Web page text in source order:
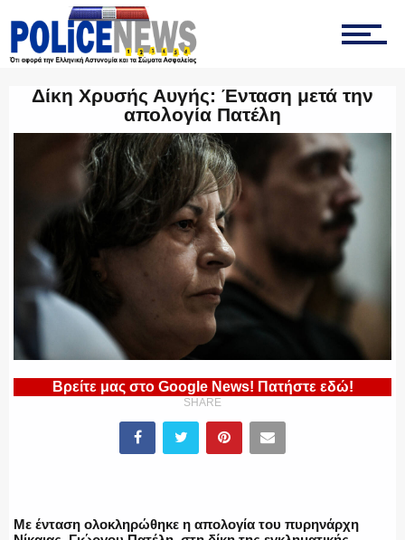
ΤΡΟΧΑΙΑ
ΟΠΚΕ
ΟΜΑΔΑ “Ζ”
Δίκη Χρυσής Αυγής: Ένταση μετά την
απολογία Πατέλη
Βρείτε μας στο Google News! Πατήστε εδώ!
SHARE
Με ένταση ολοκληρώθηκε η απολογία του πυρηνάρχη